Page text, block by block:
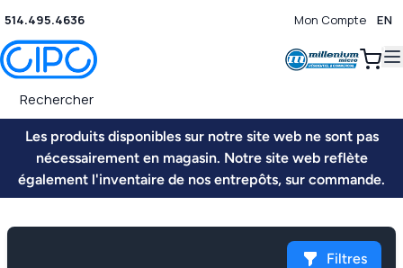
514.495.4636 Mon Compte EN
0
Les produits disponibles sur notre site web ne sont pas
nécessairement en magasin. Notre site web reflète
également l'inventaire de nos entrepôts, sur commande.
Filtres